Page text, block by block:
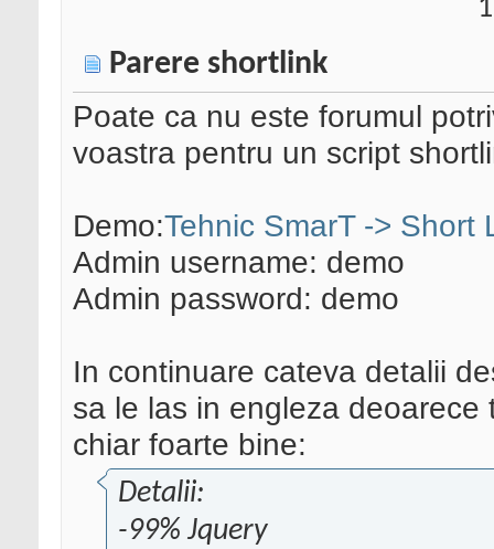
Parere shortlink
Poate ca nu este forumul
voastra pentru un script
Demo:Tehnic SmarT -> Short
Admin username: demo
Admin password: demo
In continuare cateva detalii
sa le las in engleza
chiar foarte bine:
Detalii:
-99% Jquery